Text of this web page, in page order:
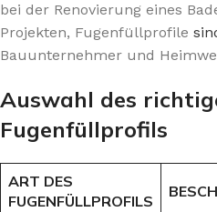
bei der Renovierung eines
Projekten, Fugenfüllprofile
Bauunternehmer und
Auswahl des
Fugenfüllprofils
ART DES
FUGENFÜLLPROFILS